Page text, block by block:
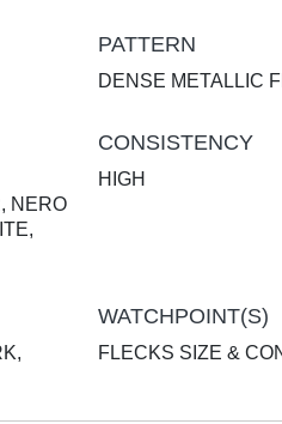
PATTERN
DENSE METALLIC
NERO
CONSISTENCY
HIGH
WATCHPOINT(S)
FLECKS SIZE &